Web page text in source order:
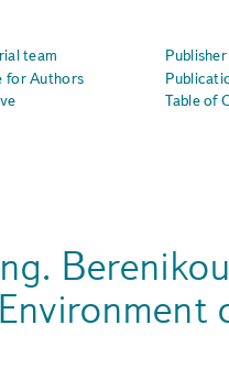
team
Publisher
for Authors
Table of